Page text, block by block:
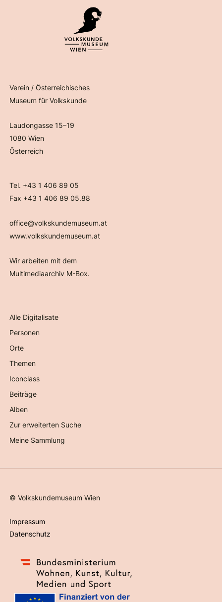
Verein / Österreichisches
Museum für Volkskunde
Laudongasse 15–19
1080 Wien
Österreich
Tel. +43 1 406 89 05
Fax +43 1 406 89 05.88
office@volkskundemuseum.at
www.volkskundemuseum.at
Wir arbeiten mit dem
Multimediaarchiv M-Box.
Alle Digitalisate
Personen
Orte
Themen
Iconclass
Beiträge
Alben
Zur erweiterten Suche
Meine Sammlung
©Volkskundemuseum Wien
Impressum
Datenschutz